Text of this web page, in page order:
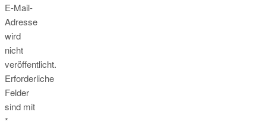
E-Mail-
Adresse
wird
nicht
veröffentlicht.
Erforderliche
Felder
sind mit
*